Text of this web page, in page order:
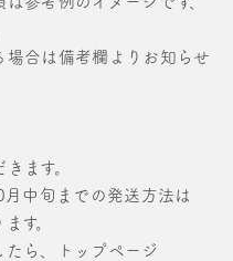
合は備考欄よりお知らせ
ます。
中旬までの発送方法は
す。
ら、トップページ